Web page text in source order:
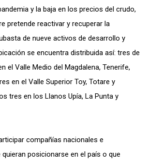
y la baja en los precios del crudo,
pretende reactivar y recuperar la
de nueve activos de desarrollo y
se encuentra distribuida así: tres de
el Valle Medio del Magdalena, Tenerife,
en el Valle Superior Toy, Totare y
tres en los Llanos Upía, La Punta y
compañías nacionales e
posicionarse en el país o que